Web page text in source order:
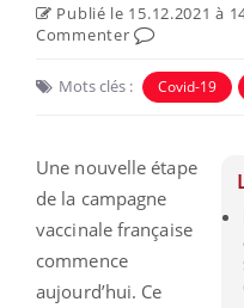
Publié le 15.12.2021 à
Commenter
Mots clés : Covid-19
Une nouvelle étape
de la campagne
vaccinale française
commence
aujourd’hui. Ce